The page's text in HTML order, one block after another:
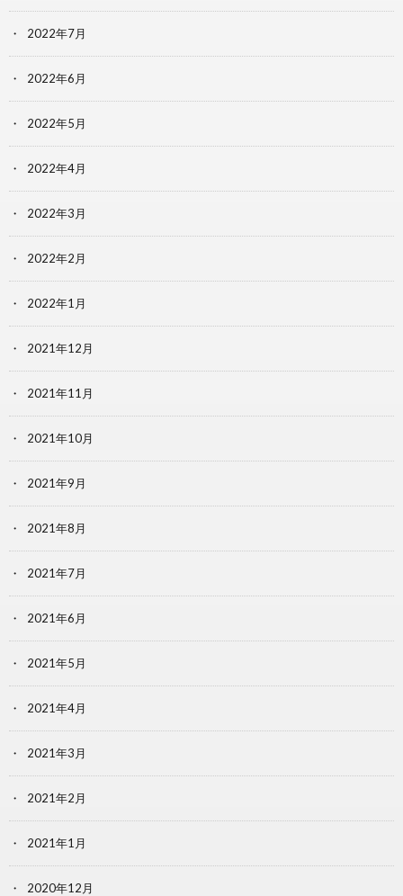
2022年7月
2022年6月
2022年5月
2022年4月
2022年3月
2022年2月
2022年1月
2021年12月
2021年11月
2021年10月
2021年9月
2021年8月
2021年7月
2021年6月
2021年5月
2021年4月
2021年3月
2021年2月
2021年1月
2020年12月